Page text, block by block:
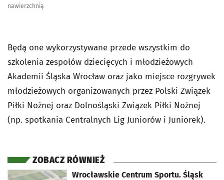
nawierzchnią
Będą one wykorzystywane przede wszystkim do
szkolenia zespołów dziecięcych i młodzieżowych
Akademii Śląska Wrocław oraz jako miejsce rozgrywek
młodzieżowych organizowanych przez Polski Związek
Piłki Nożnej oraz Dolnośląski Związek Piłki Nożnej
(np. spotkania Centralnych Lig Juniorów i Juniorek).
ZOBACZ RÓWNIEŻ
Wrocławskie Centrum Sportu. Śląsk
otworzy się w nowej karcie